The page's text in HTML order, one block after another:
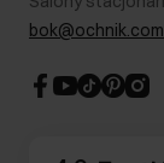
Blog
Dla akcjonariuszy
CSR
bok@ochnik.com